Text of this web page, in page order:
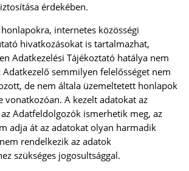
érdekében.
internetes közösségi
hivatkozásokat is tartalmazhat,
Adatkezelési Tájékoztató hatálya nem
Adatkezelő semmilyen felelősséget nem
de nem általa üzemeltetett honlapok
vonatkozóan. A kezelt adatokat az
Adatfeldolgozók ismerhetik meg, az
adja át az adatokat olyan harmadik
rendelkezik az adatok
szükséges jogosultsággal.